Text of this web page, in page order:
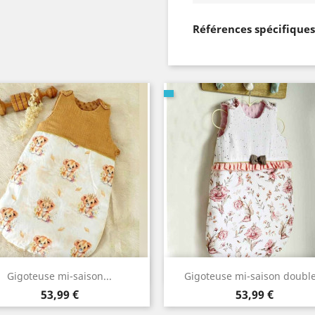
Références spécifiques
Gigoteuse mi-saison...
Prix
53,99 €
Aperçu rapide Gigoteuse mi-saison
Prix
53,99 €
Aperçu rapide